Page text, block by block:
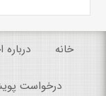
خانه درباره
درخواست